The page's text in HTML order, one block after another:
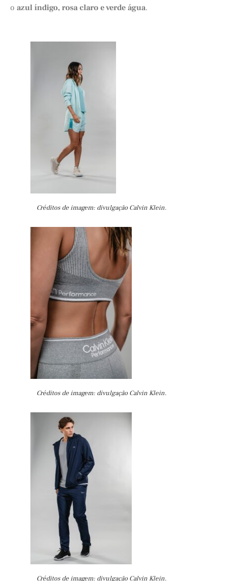
o azul índigo, rosa claro e verde água.
Créditos de imagem: divulgação Calvin Klein.
Créditos de imagem: divulgação Calvin Klein.
Créditos de imagem: divulgação Calvin Klein.